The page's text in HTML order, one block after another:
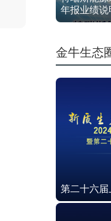
年报业绩说
金牛生态
第二十六届